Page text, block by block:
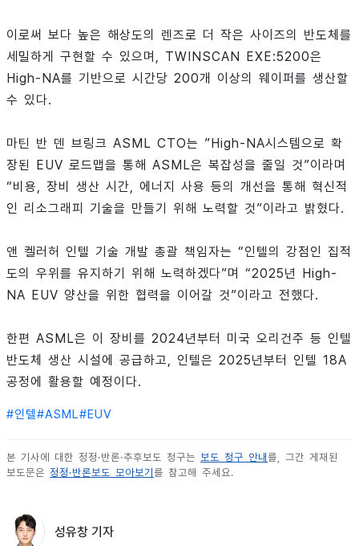
이로써 보다 높은 해상도의 렌즈로 더 작은 사이즈의 반도체를
세밀하게 구현할 수 있으며, TWINSCAN EXE:5200은
High-NA를 기반으로 시간당 200개 이상의 웨이퍼를 생산할
수 있다.
마틴 반 덴 브링크 ASML CTO는 ”High-NA시스템으로 확
장된 EUV 로드맵을 통해 ASML은 복잡성을 줄일 것”이라며
“비용, 장비 생산 시간, 에너지 사용 등의 개선을 통해 혁신적
인 리소그래피 기술을 만들기 위해 노력할 것”이라고 밝혔다.
앤 켈러허 인텔 기술 개발 총괄 책임자는 “인텔의 강점인 집적
도의 우위를 유지하기 위해 노력하겠다”며 “2025년 High-
NA EUV 양산을 위한 협력을 이어갈 것”이라고 전했다.
한편 ASML은 이 장비를 2024년부터 미국 오리건주 등 인텔
반도체 생산 시설에 공급하고, 인텔은 2025년부터 인텔 18A
공정에 활용할 예정이다.
#인텔#ASML#EUV
본 기사에 대한 정정·반론·추후보도 청구는 보도 청구 안내 를, 그간 게재된
보도문은 정정·반론보도 모아보기 를 참고해 주세요.
성유창 기자